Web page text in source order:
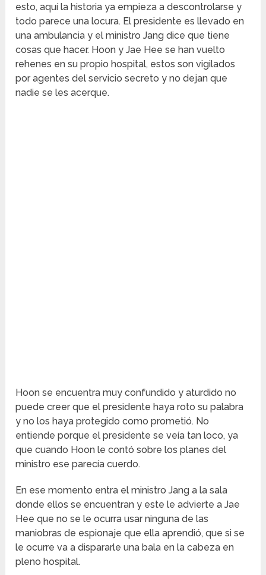
esto, aquí la historia ya empieza a descontrolarse y
todo parece una locura. El presidente es llevado en
una ambulancia y el ministro Jang dice que tiene
cosas que hacer. Hoon y Jae Hee se han vuelto
rehenes en su propio hospital, estos son vigilados
por agentes del servicio secreto y no dejan que
nadie se les acerque.
Hoon se encuentra muy confundido y aturdido no
puede creer que el presidente haya roto su palabra
y no los haya protegido como prometió. No
entiende porque el presidente se veía tan loco, ya
que cuando Hoon le contó sobre los planes del
ministro ese parecía cuerdo.
En ese momento entra el ministro Jang a la sala
donde ellos se encuentran y este le advierte a Jae
Hee que no se le ocurra usar ninguna de las
maniobras de espionaje que ella aprendió, que si se
le ocurre va a dispararle una bala en la cabeza en
pleno hospital.